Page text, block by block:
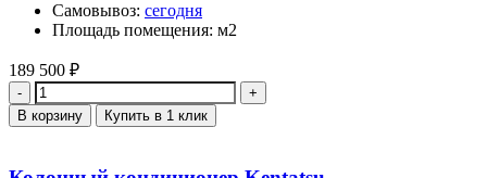
Самовывоз: сегодня
Площадь помещения: м2
189 500 ₽
Количество
В корзину Купить в 1 клик